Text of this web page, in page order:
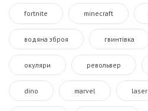
fortnite minecraft
водяна зброя гвинтівка
окуляри револьвер
dino marvel laser